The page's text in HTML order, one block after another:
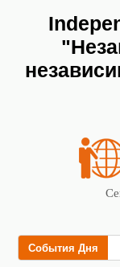
События Дня